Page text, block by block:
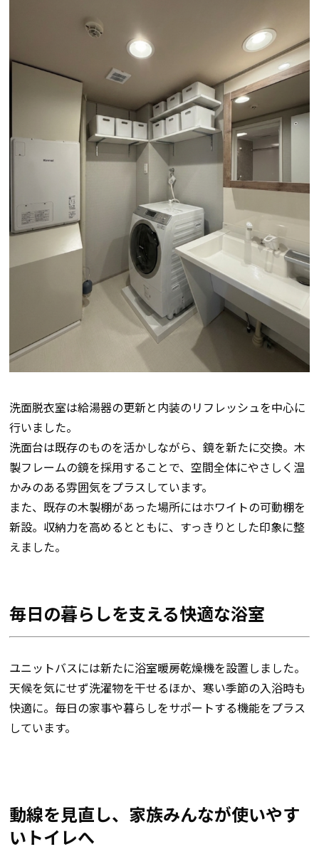
洗面脱衣室は給湯器の更新と内装のリフレッシュを中心に
行いました。
洗面台は既存のものを活かしながら、鏡を新たに交換。木
製フレームの鏡を採用することで、空間全体にやさしく温
かみのある雰囲気をプラスしています。
また、既存の木製棚があった場所にはホワイトの可動棚を
新設。収納力を高めるとともに、すっきりとした印象に整
えました。
毎日の暮らしを支える快適な浴室
ユニットバスには新たに浴室暖房乾燥機を設置しました。
天候を気にせず洗濯物を干せるほか、寒い季節の入浴時も
快適に。毎日の家事や暮らしをサポートする機能をプラス
しています。
動線を見直し、家族みんなが使いやす
いトイレへ